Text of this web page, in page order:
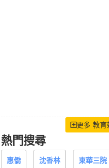
更多 教育
熱門搜尋
惠僑 沈香林 東華三院